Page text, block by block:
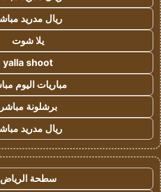
ريال مدريد
يلا شوت
yalla shoot
مباريات اليوم
برشلونة مباشر
ريال مدريد
سطحة الرياض